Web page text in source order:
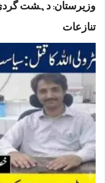
وزیرستان: دہشت
تنازعات